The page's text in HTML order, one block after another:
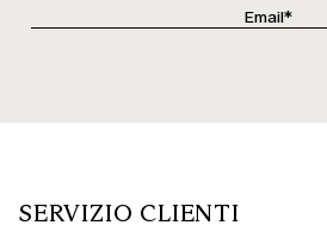
SERVIZIO CLIENTI